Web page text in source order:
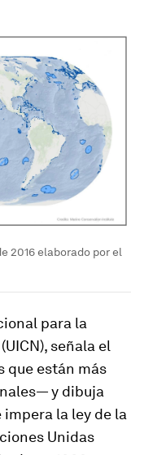
2016 elaborado por el
para la
señala el
que están más
y dibuja
la ley de la
Unidas